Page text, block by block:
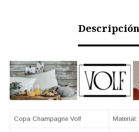
Descripción
Copa Champagne Volf Material: